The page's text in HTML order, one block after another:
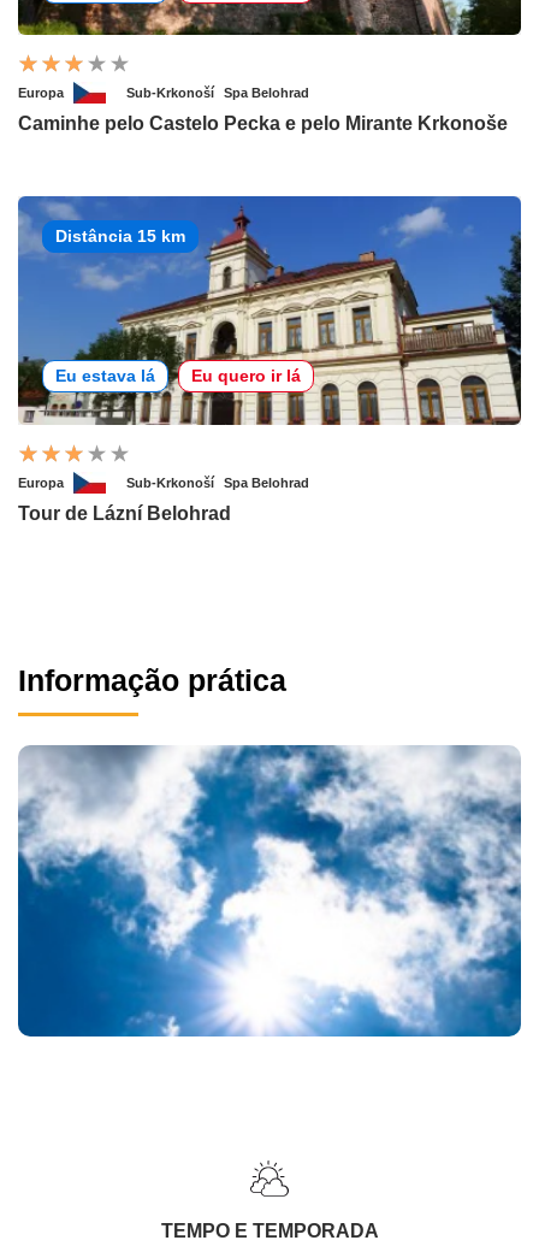
Europa Sub-Krkonoší Spa Belohrad
Caminhe pelo Castelo Pecka e pelo Mirante Krkonoše
Distância 15 km
Eu estava lá Eu quero ir lá
Europa Sub-Krkonoší Spa Belohrad
Tour de Lázní Belohrad
Informação prática
TEMPO E TEMPORADA